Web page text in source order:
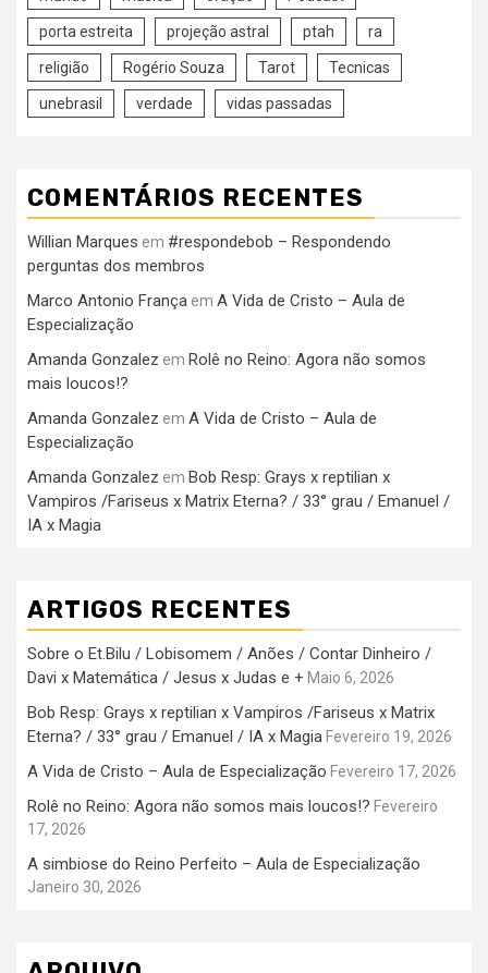
porta estreita projeção astral ptah ra
religião Rogério Souza Tarot Tecnicas
unebrasil verdade vidas passadas
COMENTÁRIOS RECENTES
Willian Marques em #respondebob – Respondendo
perguntas dos membros
Marco Antonio França em A Vida de Cristo – Aula de
Especialização
Amanda Gonzalez em Rolê no Reino: Agora não somos
mais loucos!?
Amanda Gonzalez em A Vida de Cristo – Aula de
Especialização
Amanda Gonzalez em Bob Resp: Grays x reptilian x
Vampiros /Fariseus x Matrix Eterna? / 33° grau / Emanuel /
IA x Magia
ARTIGOS RECENTES
Sobre o Et.Bilu / Lobisomem / Anões / Contar Dinheiro /
Davi x Matemática / Jesus x Judas e + Maio 6, 2026
Bob Resp: Grays x reptilian x Vampiros /Fariseus x Matrix
Eterna? / 33° grau / Emanuel / IA x Magia Fevereiro 19, 2026
A Vida de Cristo – Aula de Especialização Fevereiro 17, 2026
Rolê no Reino: Agora não somos mais loucos!? Fevereiro
17, 2026
A simbiose do Reino Perfeito – Aula de Especialização
Janeiro 30, 2026